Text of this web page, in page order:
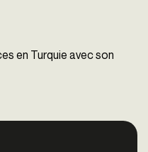
en Turquie avec son